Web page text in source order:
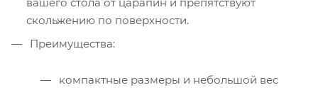
скольжению по поверхности.
Преимущества:
компактные размеры и небольшой вес